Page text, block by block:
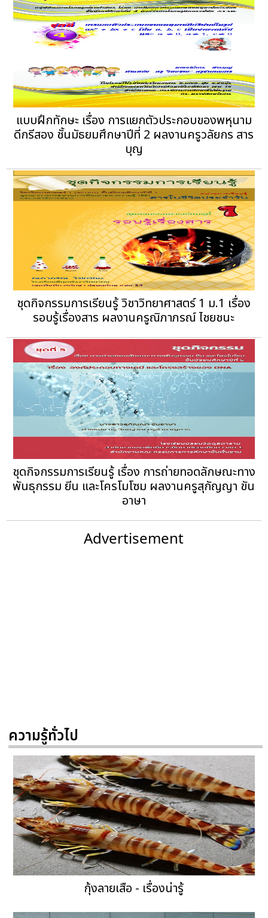
แบบฝึกทักษะ เรื่อง การแยกตัวประกอบของพหุนาม
ดีกรีสอง ชั้นมัธยมศึกษาปีที่ 2 ผลงานครูวลัยกร สาร
บุญ
ชุดกิจกรรมการเรียนรู้ วิชาวิทยาศาสตร์ 1 ม.1 เรื่อง
รอบรู้เรื่องสาร ผลงานครูณิภาภรณ์ ไชยชนะ
ชุดกิจกรรมการเรียนรู้ เรื่อง การถ่ายทอดลักษณะทาง
พันธุกรรม ยีน และโครโมโซม ผลงานครูสุกัญญา ขัน
อาษา
Advertisement
ความรู้ทั่วไป
กุ้งลายเสือ - เรื่องน่ารู้